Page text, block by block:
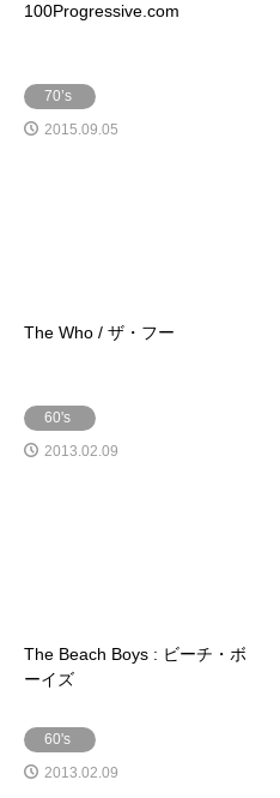
100Progressive.com
70’s
2015.09.05
The Who / ザ・フー
60's
2013.02.09
The Beach Boys : ビーチ・ボ
ーイズ
60's
2013.02.09